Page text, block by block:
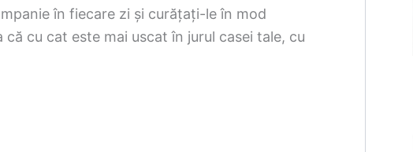
în fiecare zi și curățați-le în mod
cu cat este mai uscat în jurul casei tale, cu